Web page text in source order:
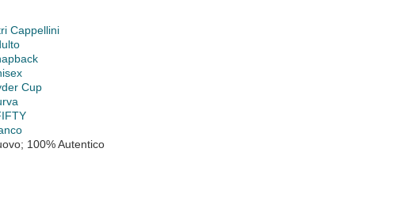
Cappellini
Cup
100% Autentico